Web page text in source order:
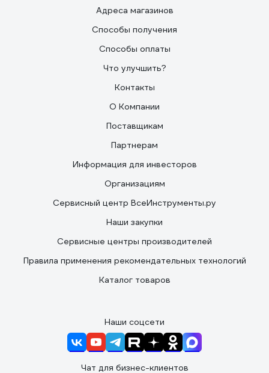
Адреса магазинов
Способы получения
Способы оплаты
Что улучшить?
Контакты
О Компании
Поставщикам
Партнерам
Информация для инвесторов
Организациям
Сервисный центр ВсеИнструменты.ру
Наши закупки
Сервисные центры производителей
Правила применения рекомендательных технологий
Каталог товаров
Наши соцсети
Чат для бизнес-клиентов